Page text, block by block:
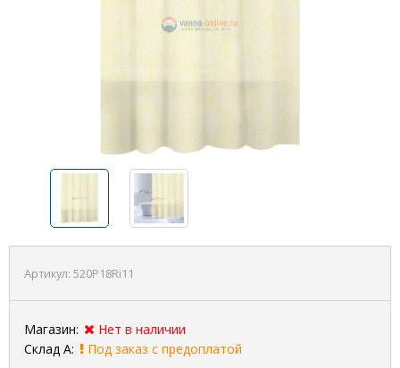
Артикул: 520P18Ri11
Магазин:
Нет в наличии
Склад А:
Под заказ с предоплатой